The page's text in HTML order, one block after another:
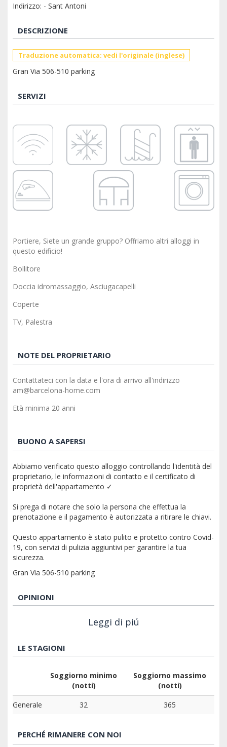
Indirizzo: - Sant Antoni
DESCRIZIONE
Traduzione automatica: vedi l'originale (inglese)
Gran Via 506-510 parking
SERVIZI
Portiere, Siete un grande gruppo? Offriamo altri alloggi in
questo edificio!
Bollitore
Doccia idromassaggio, Asciugacapelli
Coperte
TV, Palestra
NOTE DEL PROPRIETARIO
Contattateci con la data e l'ora di arrivo all'indirizzo
am@barcelona-home.com
Età minima 20 anni
BUONO A SAPERSI
Abbiamo verificato questo alloggio controllando l'identità del
proprietario, le informazioni di contatto e il certificato di
proprietà dell'appartamento ✓
Si prega di notare che solo la persona che effettua la
prenotazione e il pagamento è autorizzata a ritirare le chiavi.
Questo appartamento è stato pulito e protetto contro Covid-
19, con servizi di pulizia aggiuntivi per garantire la tua
sicurezza.
Gran Via 506-510 parking
OPINIONI
Leggi di piú
LE STAGIONI
Soggiorno minimo
(notti)
Soggiorno massimo
(notti)
Generale
32 365
PERCHÉ RIMANERE CON NOI